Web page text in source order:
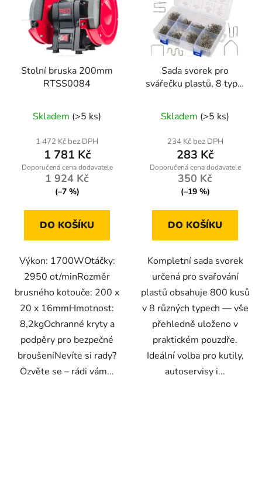
Stolní bruska 200mm
RTSS0084
Skladem (>5 ks)
1 472 Kč bez DPH
1 781 Kč
1 924 Kč
(–7 %)
DO KOŠÍKU
Výkon: 1700WOtáčky:
2950 ot/minRozměr
brusného kotouče: 200 x
20 x 16mmHmotnost:
8,2kgOchranné kryty a
podpěry pro bezpečné
broušeníNevíte si rady?
Ozvěte se – rádi vám...
Sada svorek pro
svářečku plastů, 8 typů,
Skladem (>5 ks)
234 Kč bez DPH
283 Kč
350 Kč
(–19 %)
DO KOŠÍKU
Kompletní sada svorek
určená pro svařování
plastů obsahuje 800 kusů
v 8 různých typech — vše
přehledně uloženo v
praktickém pouzdře.
Ideální volba pro kutily,
autoservisy i...